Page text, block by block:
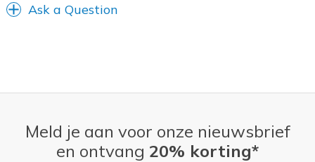
Ask a Question
Meld je aan voor onze nieuwsbrief
en ontvang 20% korting*